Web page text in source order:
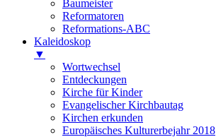
Baumeister
Reformatoren
Reformations-ABC
Kaleidoskop
▼
Wortwechsel
Entdeckungen
Kirche für Kinder
Evangelischer Kirchbautag
Kirchen erkunden
Europäisches Kulturerbejahr 2018